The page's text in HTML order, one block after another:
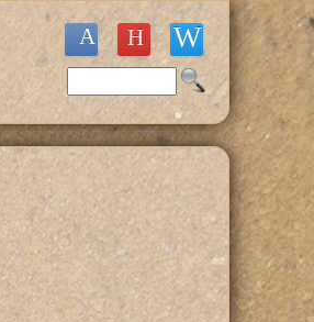
Formulario de búsqueda